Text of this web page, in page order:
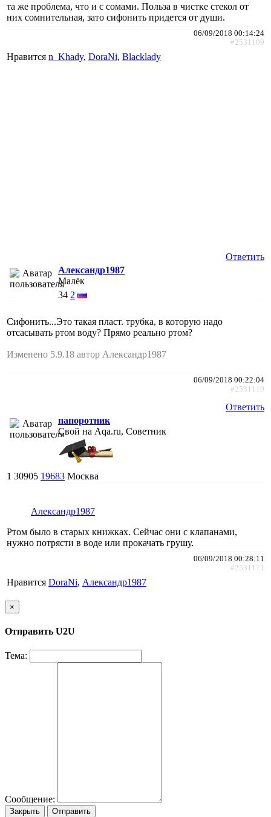
та же проблема, что и с сомами. Польза в чистке стекол от
них сомнительная, зато сифонить придется от души.
06/09/2018 00:14:24
#2531109
Нравится n_Khady, DoraNi, Blacklady
Ответить
Александр1987
Малёк
34 2
Сифонить...Это такая пласт. трубка, в которую надо
отсасывать ртом воду? Прямо реально ртом?
Изменено 5.9.18 автор Александр1987
06/09/2018 00:22:04
#2531110
Ответить
папоротник
Свой на Aqa.ru, Советник
1 30905 19683 Москва
Александр1987
Ртом было в старых книжках. Сейчас они с клапанами,
нужно потрясти в воде или прокачать грушу.
06/09/2018 00:28:11
#2531111
Нравится DoraNi, Александр1987
×
Отправить U2U
Тема:
Сообщение:
Закрыть Отправить